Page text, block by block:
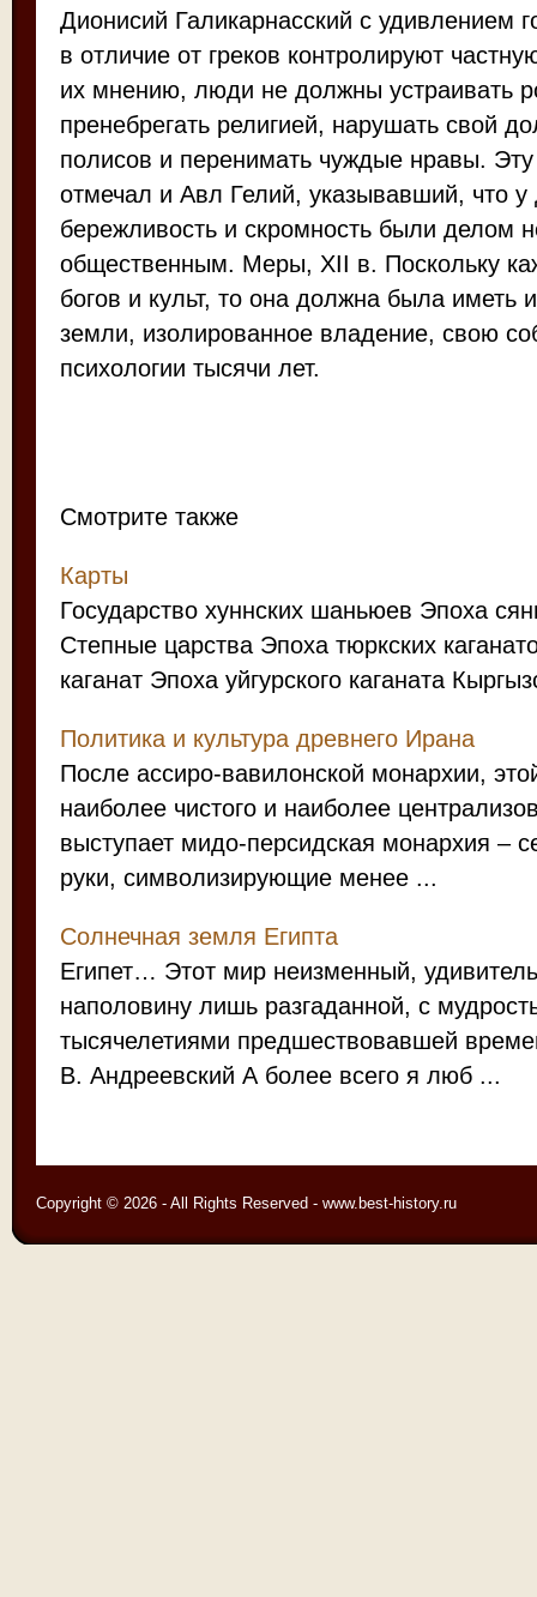
Дионисий Галикарнасский с удивлением
в отличие от греков контролируют
их мнению, люди не должны устраивать
пренебрегать религией, нарушать свой
полисов и перенимать чуждые нравы.
отмечал и Авл Гелий, указывавший, что
бережливость и скромность были делом
общественным. Меры, XII в. Поскольку
богов и культ, то она должна была иметь
земли, изолированное владение, свою
психологии тысячи лет.
Смотрите также
Карты
Государство хуннских шаньюев Эпоха
Степные царства Эпоха тюркских
каганат Эпоха уйгурского каганата
Политика и культура древнего Ирана
После ассиро-вавилонской монархии,
наиболее чистого и наиболее
выступает мидо-персидская монархия –
руки, символизирующие менее ...
Солнечная земля Египта
Египет… Этот мир неизменный,
наполовину лишь разгаданной, с
тысячелетиями предшествовавшей
В. Андреевский А более всего я люб ...
Copyright © 2026 - All Rights Reserved - www.best-history.ru